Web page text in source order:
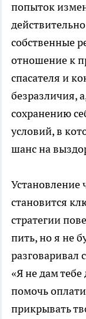
попыток
собственные
отношение к
спасателя и
безразличия,
сохранению
условий, в
шанс на
Установление
становится
стратегии
пить, но я не
разговаривал
«Я не дам тебе
помочь
прикрывать